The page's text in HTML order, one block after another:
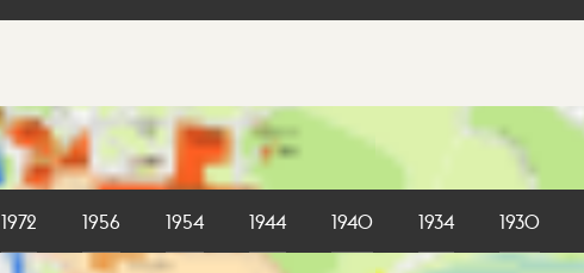
1972 1956 1954 1944 1940 1934 1930